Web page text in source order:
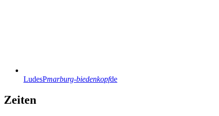
LudesPmarburg-biedenkopfde
Zeiten